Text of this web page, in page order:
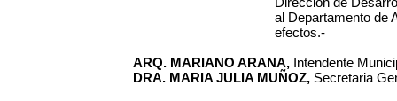
al Departamento de
efectos.-
ARQ. MARIANO ARANA, Intendente
DRA. MARIA JULIA MUÑOZ, Secretaria